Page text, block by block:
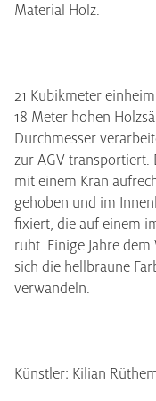
Material Holz.
21 Kubikmeter
18 Meter hohen
Durchmesser
zur AGV transportiert.
mit einem Kran
gehoben und im
fixiert, die auf einem
ruht. Einige Jahre
sich die hellbraune
verwandeln.
Künstler: Kilian